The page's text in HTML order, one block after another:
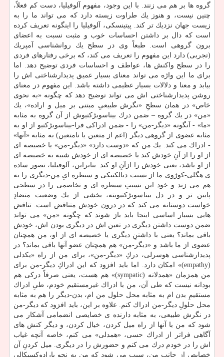
گروه ها بر هم می زنند. با این وجود، مفهوم آلوفیلیا، دست كم فعلاً،
چنین نیست، و هنوز یك طراوت زیسته دارد كه می تواند ما را به
زیست جهان نزدیك تر كند. پیتینسكی، آلوفیلیا را اینگونه تعریف كرده
است كه دال بر داشتن احساسات خوب و مثبت نسبت به اعضای
برون گروهی است. طبعاً وی در سطح یك روانشناسی آمپریك
(تجربی) دارد این مفهوم را تعریف می كند، كه برخی رفتارهای فردی
را در سطح واكنش ها، عواطف و احساسات فردی توضیح دهد. اما
برای ما این واژه می تواند معنای بسیار عمیق پدیدارشناختی اش را
بیابد و معنا و دلالات بسیار عظیمی داشته باشد. این مفهوم در معنای
روشن پدیدارشناختی اش می تواند توضیح دهد كه چگونه «به نحوی
خاص» در همان سطحِ «نگرش طبیعیِ مبتنی بر میل و اراده»، یك
«من» در یك گروه – ضمن درك بیناسوبژكتیوش از آن گروه به مثابه
«ما» - آنگونه «دیگر-من» را - ضمن ادراكی فرا-بیناسوبژكتیو از او به
مثابه عضوی از گروهی دیگر (اعم از متعین یا نامتعین) به مثابه «آنها»
- ادراك می كند. یك من كه «دوست دارد» «دیگر-من» یا خصیصه ای
از او را از آنِ خودش كند یا خصیصه ای از خودش شبیه به خصیصه ای
از او باشد، یعنی خودش را ازآنِ او كند. بنابراین، آلوفیلیا، تصور ساده
ی هگلی-كوژوی ما از نسبت دیالكتیكی و سیطره ایِ من-دیگری را به
هم می زند و خود این نسبتِ سیطره ای و تخاصمی را در سطحی
پایین تر و در دل بیناسوبژكتیویته، بخشی از یك وضعیت متضادِ
خواست دوستانه می كند كه در درون خودش متناقض است. تناقض
هایی بسیار اساسی اینجا باید باز شوند كه چگونه «من» می تواند
ضمن دوست داشتن دیگری در تعین اش در دیگری بودن اش، خودش
باقی بماند؟ یعنی با داشتنِ دیگری یا خصیصه ای از او، من همچنان
عضوی از ما باشد و «دیگر-من» هم همچنان عضو آنها باقی بماند؟ در
پدیدارشناسی هوسرلی، دركِ «دیگر-من»، برای من از راه «یكدلی
(empathy)» امكان دارد. اما باید افزود كه این ادراكِ دیگر-من برای
من همزمان «همدلانه (sympatic)» هم هست، یعنی صرفاً دركی هم
بودانه نیست كه طی آن، من با ادراك غیرمستقیم خودم، طیِ ادراك
مستقیمِ بدن ام به مثابه محل حلول من ام، بدن-دیگر را هم به مثابه
محل حلولِ دیگر-من ادراك كنم. علاوه بر این، باید افزود كه دیگر-من
در نگرش طبیعی، به مثابه دارنده ی خصایصی انضمامی آشكار می
شود كه من با آنها از راه میل كردن، خیال كردن، و دیگر كنش های
آگاهی فراتر از ادراك حسی، «همدلی» می كنم، خاصه آنچه غیاب
اش را در خودم درك می كنم و حضورش را در دیگری. میل كردنِ آن
خصایص از جانب من، سبب می شود كه من به نحو پارادوكسیكالی